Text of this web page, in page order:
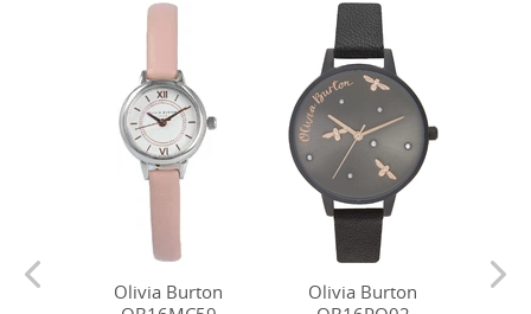
Olivia Burton
Olivia Burton